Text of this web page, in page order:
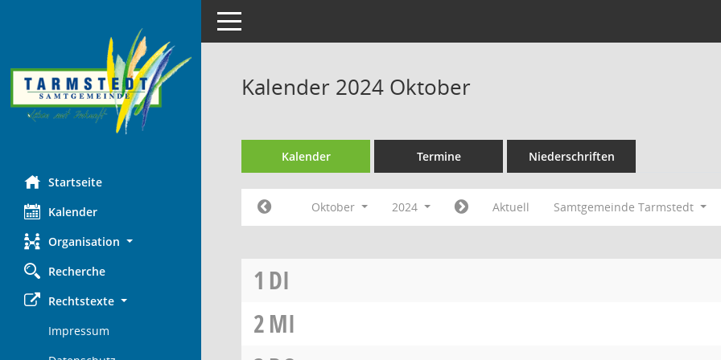
Startseite
Kalender
Organisation
Recherche
Rechtstexte
Impressum
Toggle navigation
Kalender 2024 Oktober
Kalender Termine Niederschriften
Oktober 2024 Aktuell Samtgemeinde Tarmstedt
1 DI
2MI